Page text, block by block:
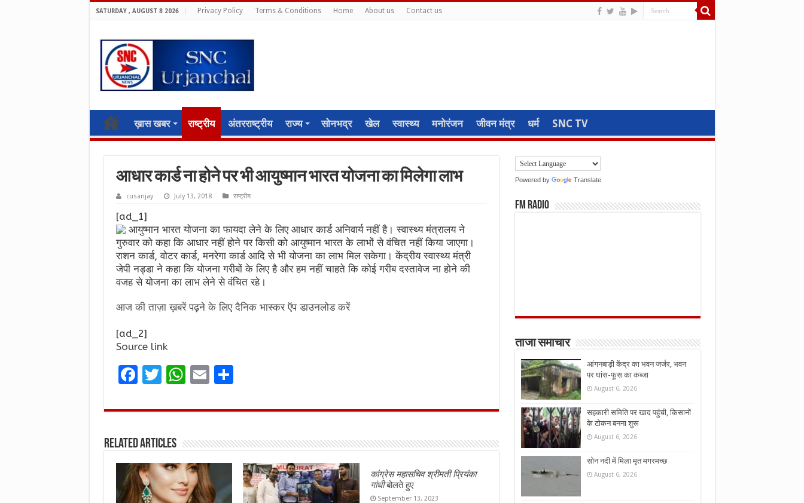
SATURDAY , AUGUST 8 2026 Privacy Policy Terms & Conditions Home About us Contact us
ख़ास खबर राष्ट्रीय अंतरराष्ट्रीय राज्य सोनभद्र खेल स्वास्थ्य मनोरंजन जीवन मंत्र धर्म SNC TV
आधार कार्ड ना होने पर भी आयुष्मान भारत योजना का मिलेगा लाभ
cusanjay July 13, 2018 राष्ट्रीय
[ad_1]
आयुष्मान भारत योजना का फायदा लेने के लिए आधार कार्ड अनिवार्य नहीं है। स्वास्थ्य मंत्रालय ने
गुरुवार को कहा कि आधार नहीं होने पर किसी को आयुष्मान भारत के लाभों से वंचित नहीं किया जाएगा।
राशन कार्ड, वोटर कार्ड, मनरेगा कार्ड आदि से भी योजना का लाभ मिल सकेगा। केंद्रीय स्वास्थ्य मंत्री
जेपी नड्डा ने कहा कि योजना गरीबों के लिए है और हम नहीं चाहते कि कोई गरीब दस्तावेज ना होने की
वजह से योजना का लाभ लेने से वंचित रहे।
आज की ताज़ा ख़बरें पढ़ने के लिए दैनिक भास्कर ऍप डाउनलोड करें
[ad_2]
Source link
F
ce
o
o
k
T
it
r
W
at
A
p
p
E
ai
S
ar
Related Articles
कांग्रेस महासचिव श्रीमती प्रियंका
गांधीबोलते हुए
September 13, 2023
Powered by Translate
FM Radio
ताजा समाचार
आंगनबाड़ी केंद्र का भवन जर्जर, भवन
पर घांस-फूस का कब्जा
August 6, 2026
सहकारी समिति पर खाद पहुंची, किसानों
के टोकन बनना शुरू
August 6, 2026
सोन नदी में मिला मृत मगरमच्छ
August 6, 2026